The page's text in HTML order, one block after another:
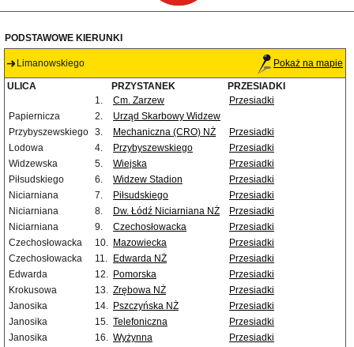
PODSTAWOWE KIERUNKI
Limanowskiego Pokaż na mapie
ULICA PRZYSTANEK
PRZESIADKI
1.
Cm. Zarzew
Przesiadki
Papiernicza
2.
Urząd Skarbowy Widzew
Przybyszewskiego 3. Mechaniczna (CRO) NŻ
Przesiadki
Lodowa
4. Przybyszewskiego
Przesiadki
Widzewska
5. Wiejska
Przesiadki
Piłsudskiego
6. Widzew Stadion
Przesiadki
Niciarniana
7. Piłsudskiego
Przesiadki
Niciarniana
8. Dw. Łódź Niciarniana NŻ
Przesiadki
Niciarniana
9. Czechosłowacka
Przesiadki
Czechosłowacka
10. Mazowiecka
Przesiadki
Czechosłowacka
11. Edwarda NŻ
Przesiadki
Edwarda
12. Pomorska
Przesiadki
Krokusowa
13. Zrębowa NŻ
Przesiadki
Janosika
14. Pszczyńska NŻ
Przesiadki
Janosika
15. Telefoniczna
Przesiadki
Janosika
16. Wyżynna
Przesiadki